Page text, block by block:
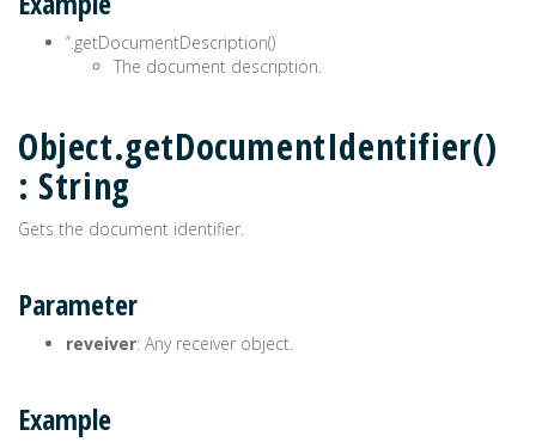
’‘.getDocumentDescription()
The document description.
Object.getDocumentIdentifier()
: String
Gets the document identifier.
Parameter
reveiver: Any receiver object.
Example